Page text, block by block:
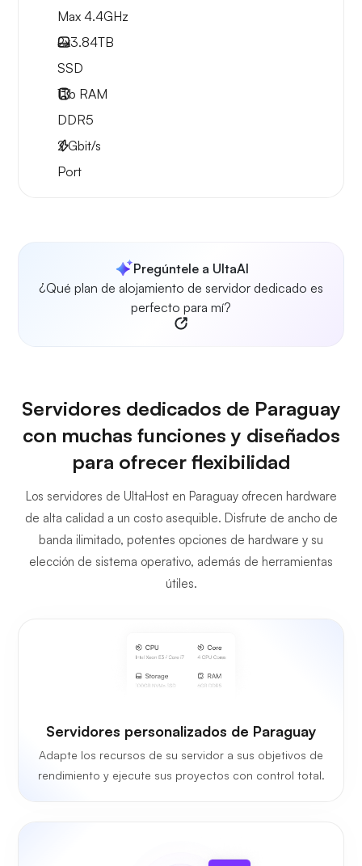
Max 4.4GHz
2x3.84TB
SSD
1Tb RAM
DDR5
2Gbit/s
Port
Pregúntele a UltaAI
¿Qué plan de alojamiento de servidor dedicado es
perfecto para mí?
Servidores dedicados de Paraguay
con muchas funciones y diseñados
para ofrecer flexibilidad
Los servidores de UltaHost en Paraguay ofrecen hardware
de alta calidad a un costo asequible. Disfrute de ancho de
banda ilimitado, potentes opciones de hardware y su
elección de sistema operativo, además de herramientas
útiles.
Servidores personalizados de Paraguay
Adapte los recursos de su servidor a sus objetivos de
rendimiento y ejecute sus proyectos con control total.